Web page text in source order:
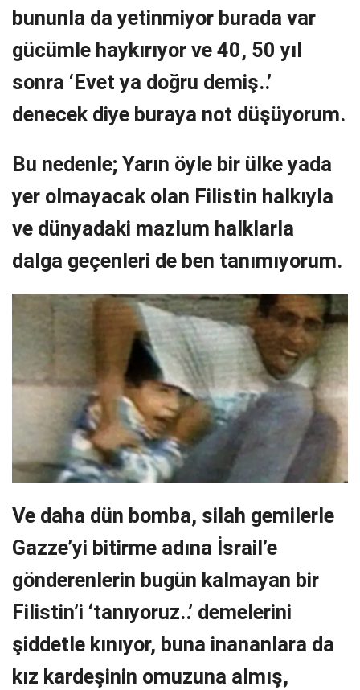
bununla da yetinmiyor burada var
gücümle haykırıyor ve 40, 50 yıl
sonra ‘Evet ya doğru demiş..’
denecek diye buraya not düşüyorum.
Bu nedenle; Yarın öyle bir ülke yada
yer olmayacak olan Filistin halkıyla
ve dünyadaki mazlum halklarla
dalga geçenleri de ben tanımıyorum.
Ve daha dün bomba, silah gemilerle
Gazze’yi bitirme adına İsrail’e
gönderenlerin bugün kalmayan bir
Filistin’i ‘tanıyoruz..’ demelerini
şiddetle kınıyor, buna inananlara da
kız kardeşinin omuzuna almış,